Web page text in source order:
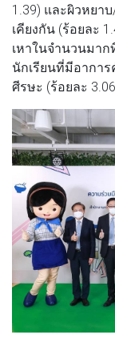
1.39) และผิวหยา
เคียงกัน (ร้อยละ
เหาในจำนวนมา
นักเรียนที่มีอากา
ศีรษะ (ร้อยละ